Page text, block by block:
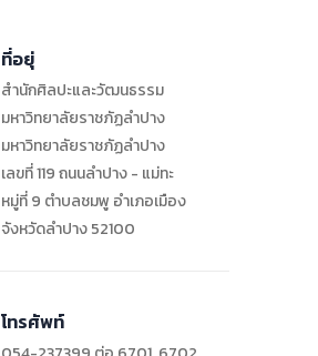
ที่อยุ่
สำนักศิลปะและวัฒนธรรม
มหาวิทยาลัยราชภัฏลำปาง
มหาวิทยาลัยราชภัฏลำปาง
เลขที่ 119 ถนนลำปาง - แม่ทะ
หมู่ที่ 9 ตำบลชมพู อำเภอเมือง
จังหวัดลำปาง 52100
โทรศัพท์